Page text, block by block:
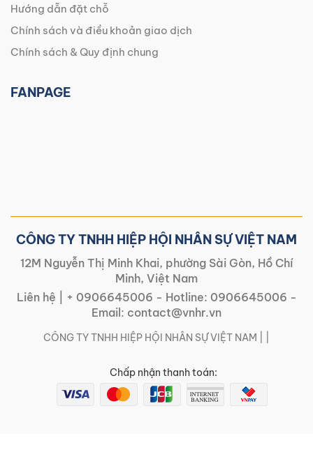
Hướng dẫn đặt chỗ
Chính sách và điều khoản giao dịch
Chính sách & Quy định chung
FANPAGE
CÔNG TY TNHH HIỆP HỘI NHÂN SỰ VIỆT NAM
12M Nguyễn Thị Minh Khai, phường Sài Gòn, Hồ Chí
Minh, Việt Nam
Liên hệ |
+ 0906645006 - Hotline: 0906645006 -
Email: contact@vnhr.vn
CÔNG TY TNHH HIỆP HỘI NHÂN SỰ VIỆT NAM | |
Chấp nhận thanh toán: